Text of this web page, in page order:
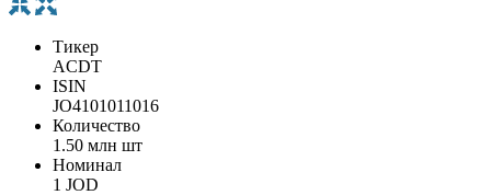
Тикер
ACDT
ISIN
JO4101011016
Количество
1.50 млн шт
Номинал
1 JOD